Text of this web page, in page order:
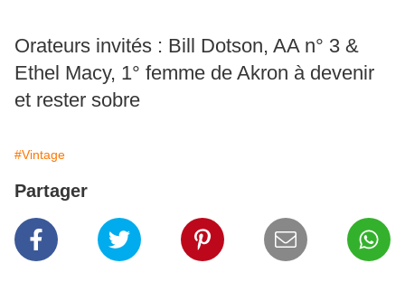
Orateurs invités : Bill Dotson, AA n° 3 &
Ethel Macy, 1° femme de Akron à devenir
et rester sobre
#Vintage
Partager